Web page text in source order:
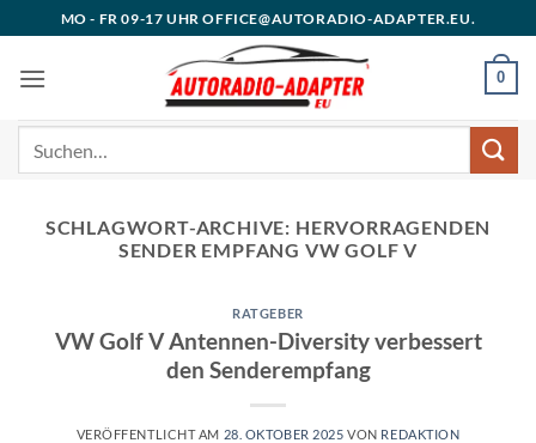
Inhalt
springen
MO - FR 09-17 UHR OFFICE@AUTORADIO-ADAPTER.EU.
0
SCHLAGWORT-ARCHIVE: HERVORRAGENDEN
SENDER EMPFANG VW GOLF V
RATGEBER
VW Golf V Antennen-Diversity verbessert
den Senderempfang
VERÖFFENTLICHT AM 28. OKTOBER 2025 VON REDAKTION